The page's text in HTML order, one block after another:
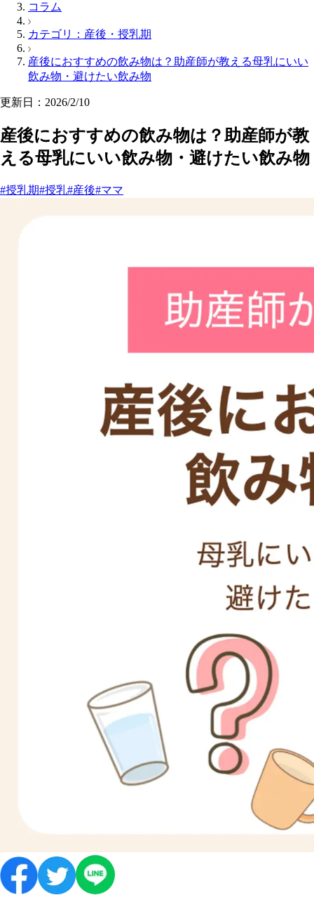
コラム
カテゴリ：産後・授乳期
産後におすすめの飲み物は？助産師が教える母乳にいい
飲み物・避けたい飲み物
更新日：2026/2/10
産後におすすめの飲み物は？助産師が教
える母乳にいい飲み物・避けたい飲み物
#授乳期#授乳#産後#ママ